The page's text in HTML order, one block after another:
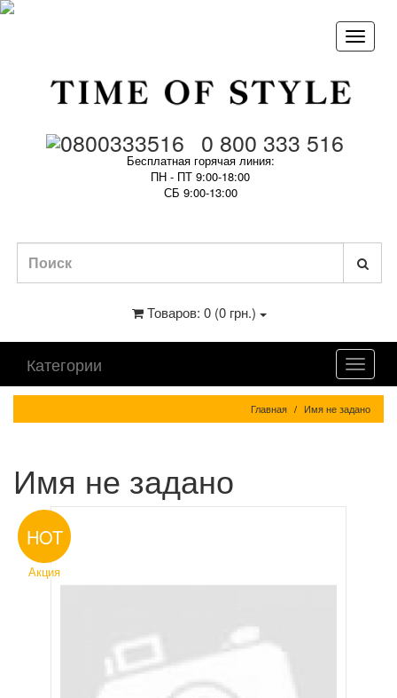
0 800 333 516
Бесплатная горячая линия:
ПН - ПТ 9:00-18:00
СБ 9:00-13:00
Товаров: 0 (0 грн.)
Категории
Главная Имя не задано
Имя не задано
HOT
Акция